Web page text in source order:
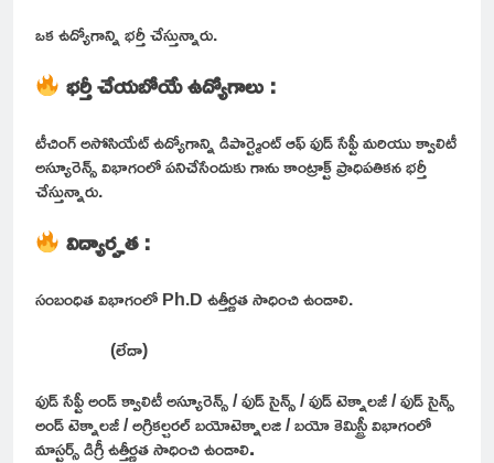
ఒక ఉద్యోగాన్ని భర్తీ చేస్తున్నారు.
భర్తీ చేయబోయే ఉద్యోగాలు :
టీచింగ్ అసోసియేట్ ఉద్యోగాన్ని డిపార్ట్మెంట్ ఆఫ్ ఫుడ్ సేఫ్టీ మరియు క్వాలిటీ
అస్యూరెన్స్ విభాగంలో పనిచేసేందుకు గాను కాంట్రాక్ట్ ప్రాధిపతికన భర్తీ
చేస్తున్నారు.
విద్యార్హత :
సంబంధిత విభాగంలో Ph.D ఉత్తీర్ణత సాధించి ఉండాలి.
(లేదా)
ఫుడ్ సేఫ్టీ అండ్ క్వాలిటీ అస్యూరెన్స్ / ఫుడ్ సైన్స్ / ఫుడ్ టెక్నాలజీ / ఫుడ్ సైన్స్
అండ్ టెక్నాలజీ / అగ్రికల్చరల్ బయోటెక్నాలజి / బయో కెమిస్ట్రీ విభాగంలో
మాస్టర్స్ డిగ్రీ ఉత్తీర్ణత సాధించి ఉండాలి.